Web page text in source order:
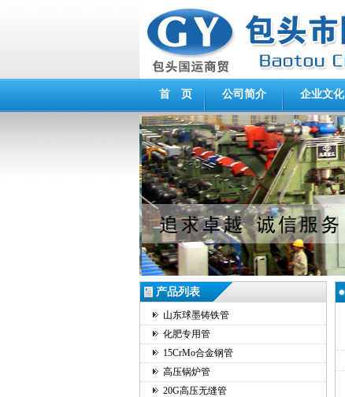
首 页 公司简介 企业文化
产品列表
山东球墨铸铁管
化肥专用管
15CrMo合金钢管
高压锅炉管
20G高压无缝管